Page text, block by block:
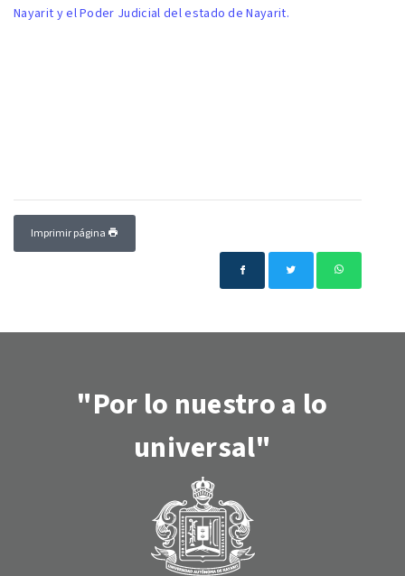
Nayarit y el Poder Judicial del estado de Nayarit.
Imprimir página
"Por lo nuestro a lo
universal"